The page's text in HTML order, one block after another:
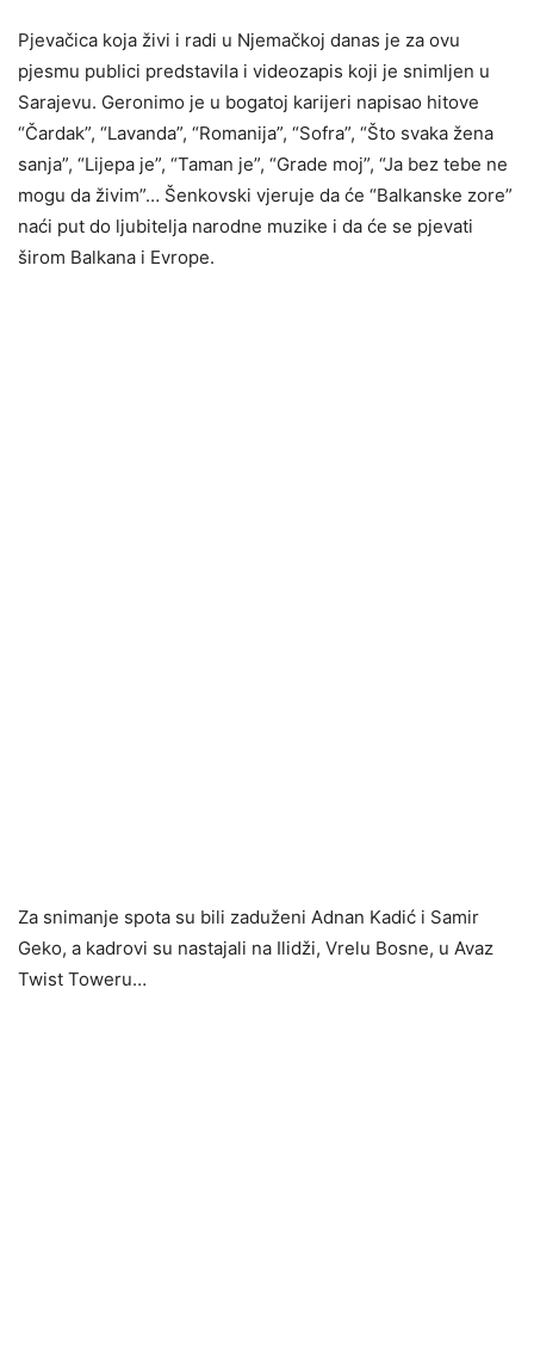
Pjevačica koja živi i radi u Njemačkoj danas je za ovu
pjesmu publici predstavila i videozapis koji je snimljen u
Sarajevu. Geronimo je u bogatoj karijeri napisao hitove
“Čardak”, “Lavanda”, “Romanija”, “Sofra”, “Što svaka žena
sanja”, “Lijepa je”, “Taman je”, “Grade moj”, “Ja bez tebe ne
mogu da živim”… Šenkovski vjeruje da će “Balkanske zore”
naći put do ljubitelja narodne muzike i da će se pjevati
širom Balkana i Evrope.
Za snimanje spota su bili zaduženi Adnan Kadić i Samir
Geko, a kadrovi su nastajali na Ilidži, Vrelu Bosne, u Avaz
Twist Toweru…